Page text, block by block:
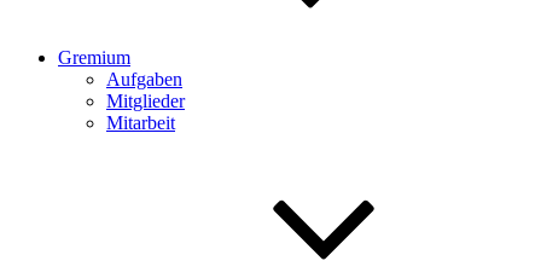
Gremium
Aufgaben
Mitglieder
Mitarbeit